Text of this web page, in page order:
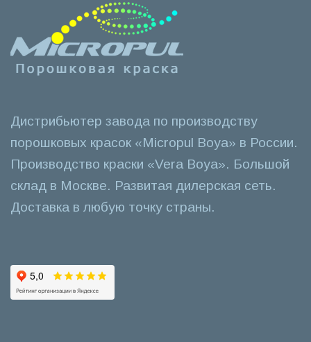
Дистрибьютер завода по производству
порошковых красок «Micropul Boya» в России.
Производство краски «Vera Boya». Большой
склад в Москве. Развитая дилерская сеть.
Доставка в любую точку страны.